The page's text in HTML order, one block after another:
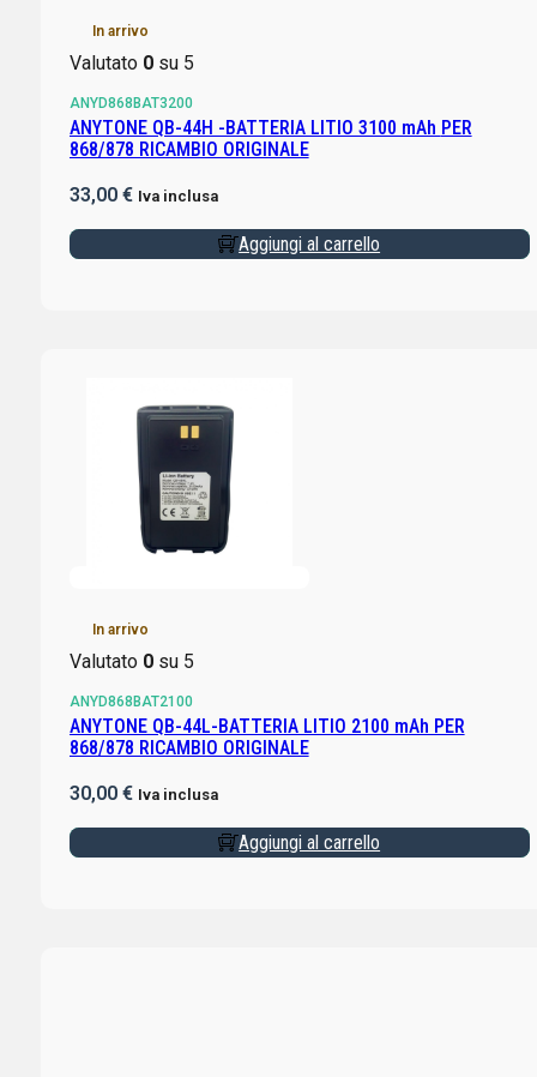
In arrivo
Valutato 0su 5
ANYD868BAT3200
ANYTONE QB-44H -BATTERIA LITIO 3100 mAh PER
868/878 RICAMBIO ORIGINALE
33,00 € Iva inclusa
Aggiungi al carrello
In arrivo
Valutato 0su 5
ANYD868BAT2100
ANYTONE QB-44L-BATTERIA LITIO 2100 mAh PER
868/878 RICAMBIO ORIGINALE
30,00 € Iva inclusa
Aggiungi al carrello